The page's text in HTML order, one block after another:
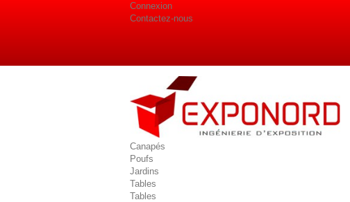
Connexion
Contactez-nous
Canapés
Poufs
Jardins
Tables
Tables